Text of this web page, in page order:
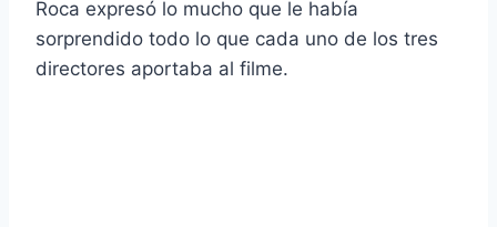
Roca expresó lo mucho que le había
sorprendido todo lo que cada uno de los tres
directores aportaba al filme.